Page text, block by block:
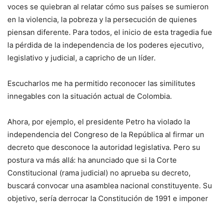
voces se quiebran al relatar cómo sus países se sumieron
en la violencia, la pobreza y la persecución de quienes
piensan diferente. Para todos, el inicio de esta tragedia fue
la pérdida de la independencia de los poderes ejecutivo,
legislativo y judicial, a capricho de un líder.
Escucharlos me ha permitido reconocer las similitutes
innegables con la situación actual de Colombia.
Ahora, por ejemplo, el presidente Petro ha violado la
independencia del Congreso de la República al firmar un
decreto que desconoce la autoridad legislativa. Pero su
postura va más allá: ha anunciado que si la Corte
Constitucional (rama judicial) no aprueba su decreto,
buscará convocar una asamblea nacional constituyente. Su
objetivo, sería derrocar la Constitución de 1991 e imponer